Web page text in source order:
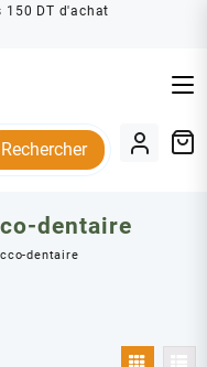
150 DT d'achat
Rechercher
dentaire
dentaire